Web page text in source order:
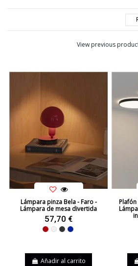
View previous
Lámpara pinza Bela - Faro -
Lámpara de mesa divertida
57,70 €
RojoBlanco
Negro
Azul
Añadir al carrito
Plafón